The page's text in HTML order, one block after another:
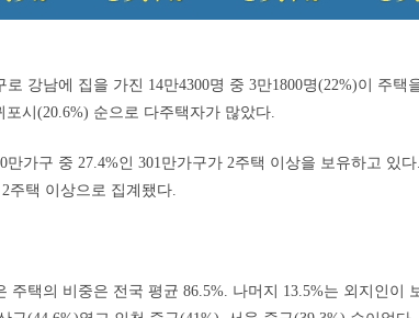
강남에 집을 가진 14만4300명 중 3만1800명(22%)이 주택
시(20.6%) 순으로 다주택자가 많았다.
가구 중 27.4%인 301만가구가 2주택 이상을 보유하고 있다
주택 이상으로 집계됐다.
주택의 비중은 전국 평균 86.5%. 나머지 13.5%는 외지인이